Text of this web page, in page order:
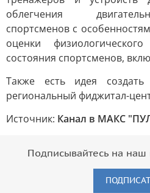
облегчения
спортсменов с
оценки
состояния спортсменов,
Также есть идея
региональный фиджитал-
Источник: Канал в МАКС
Подписывайтесь на наш